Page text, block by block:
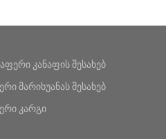
კანაფის შესახებ
მარიხუანას შესახებ
კარგი